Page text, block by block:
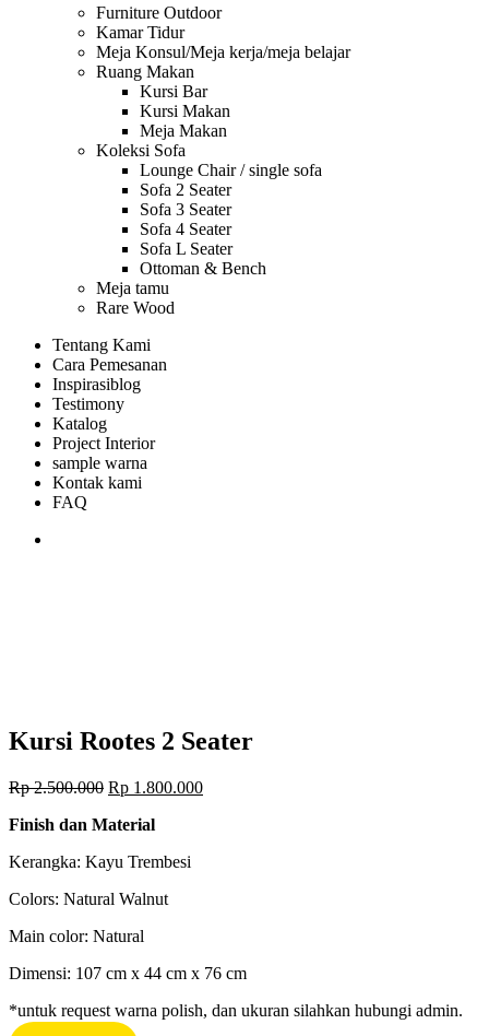
Furniture Outdoor
Kamar Tidur
Meja Konsul/Meja kerja/meja belajar
Ruang Makan
Kursi Bar
Kursi Makan
Meja Makan
Koleksi Sofa
Lounge Chair / single sofa
Sofa 2 Seater
Sofa 3 Seater
Sofa 4 Seater
Sofa L Seater
Ottoman & Bench
Meja tamu
Rare Wood
Tentang Kami
Cara Pemesanan
Inspirasiblog
Testimony
Katalog
Project Interior
sample warna
Kontak kami
FAQ
Kursi Rootes 2 Seater
Rp2.500.000 Harga
adalah:
Rp 1.800.000Harga
Finish dan Material
Kerangka: Kayu Trembesi
Colors: Natural Walnut
Main color: Natural
Dimensi: 107 cm x 44 cm x 76 cm
*untuk request warna polish, dan ukuran silahkan hubungi admin.